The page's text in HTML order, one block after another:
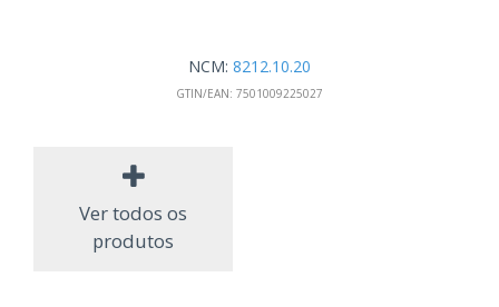
NCM: 8212.10.20
GTIN/EAN: 7501009225027
Ver todos os
produtos